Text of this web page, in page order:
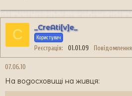
C _CreAti[v]e_
Користувач
Реєстрація 01.01.09 Повідомлення
07.06.10
На водосховищі на живця: